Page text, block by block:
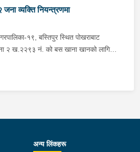
।
व्यक्ति नियन्त्रणमा
१९, बस्तिपुर स्थित पोखराबाट
२ ख.२२९३ नं. को बस खाना खानको लागि
२० ग्राम फेला परेको । लागुऔषध सहित
उपमहानगरपालिका-१९, बस्तिपुर बस्ने वर्ष
अन्य लिंकहरू